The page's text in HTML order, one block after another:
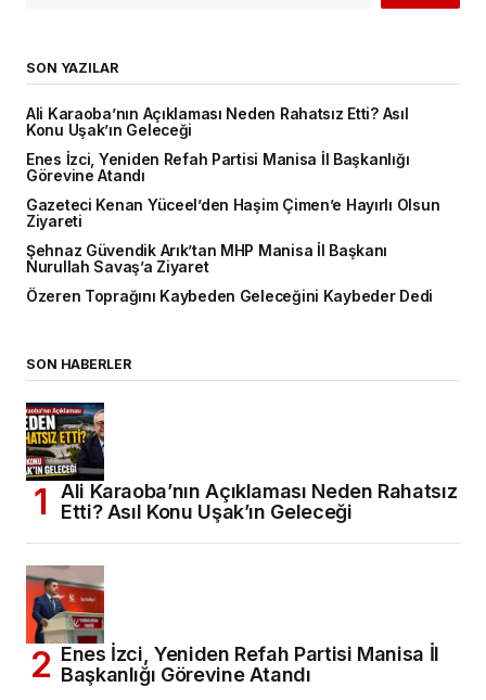
SON YAZILAR
Ali Karaoba’nın Açıklaması Neden Rahatsız Etti? Asıl
Konu Uşak’ın Geleceği
Enes İzci, Yeniden Refah Partisi Manisa İl Başkanlığı
Görevine Atandı
Gazeteci Kenan Yüceel’den Haşim Çimen’e Hayırlı Olsun
Ziyareti
Şehnaz Güvendik Arık’tan MHP Manisa İl Başkanı
Nurullah Savaş’a Ziyaret
Özeren Toprağını Kaybeden Geleceğini Kaybeder Dedi
SON HABERLER
Ali Karaoba’nın Açıklaması Neden Rahatsız
Etti? Asıl Konu Uşak’ın Geleceği
Enes İzci, Yeniden Refah Partisi Manisa İl
Başkanlığı Görevine Atandı